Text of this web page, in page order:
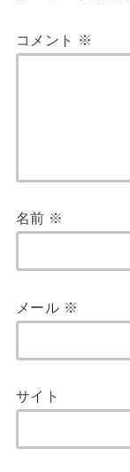
コメント ※
名前 ※
メール ※
サイト